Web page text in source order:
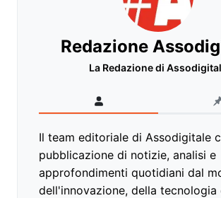
Redazione
La Redazione di
Il team editoriale di Assodigitale
pubblicazione di notizie, analisi e
approfondimenti quotidiani dal
dell'innovazione, della tecnologia